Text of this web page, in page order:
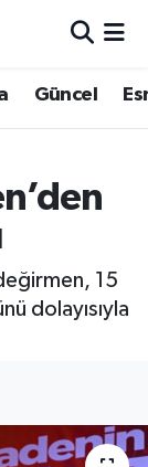
Güncel
15
dolayısıyla